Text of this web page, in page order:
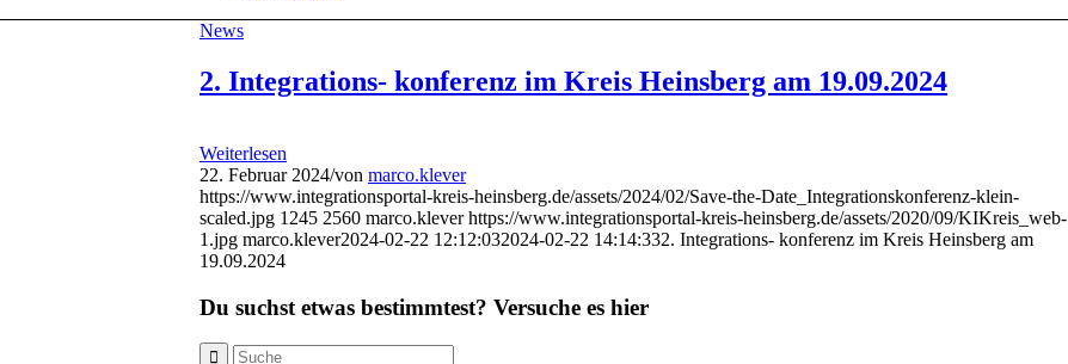
News
2. Integrations- konferenz im Kreis Heinsberg am 19.09.2024
Weiterlesen
22. Februar 2024/von marco.klever
https://www.integrationsportal-kreis-heinsberg.de/assets/2024/02/Save-the-Date_Integrationskonferenz-klein-
scaled.jpg 1245 2560 marco.klever https://www.integrationsportal-kreis-heinsberg.de/assets/2020/09/KIKreis_web-
1.jpg marco.klever2024-02-22 12:12:032024-02-22 14:14:332. Integrations- konferenz im Kreis Heinsberg am
19.09.2024
Du suchst etwas bestimmtest? Versuche es hier